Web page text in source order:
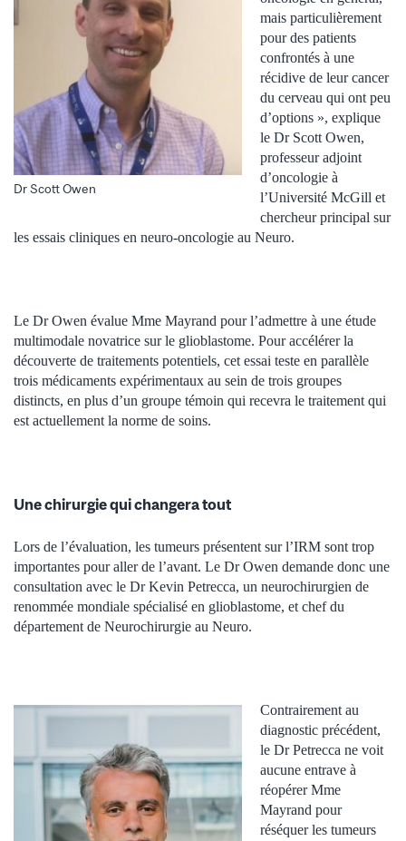
Dr Scott Owen
mais particulièrement
pour des patients
confrontés à une
récidive de leur cancer
du cerveau qui ont peu
d’options », explique
le Dr Scott Owen,
professeur adjoint
d’oncologie à
l’Université McGill et
chercheur principal sur
les essais cliniques en neuro-oncologie au Neuro.
Le Dr Owen évalue Mme Mayrand pour l’admettre à une étude
multimodale novatrice sur le glioblastome. Pour accélérer la
découverte de traitements potentiels, cet essai teste en parallèle
trois médicaments expérimentaux au sein de trois groupes
distincts, en plus d’un groupe témoin qui recevra le traitement qui
est actuellement la norme de soins.
Une chirurgie qui changera tout
Lors de l’évaluation, les tumeurs présentent sur l’IRM sont trop
importantes pour aller de l’avant. Le Dr Owen demande donc une
consultation avec le Dr Kevin Petrecca, un neurochirurgien de
renommée mondiale spécialisé en glioblastome, et chef du
département de Neurochirurgie au Neuro.
Contrairement au
diagnostic précédent,
le Dr Petrecca ne voit
aucune entrave à
réopérer Mme
Mayrand pour
réséquer les tumeurs